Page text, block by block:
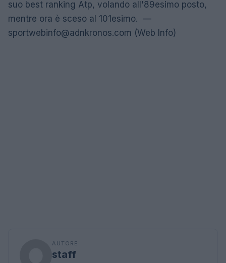
suo best ranking Atp, volando all'89esimo posto,
mentre ora è sceso al 101esimo. —
sportwebinfo@adnkronos.com (Web Info)
AUTORE
staff